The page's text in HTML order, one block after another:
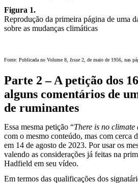
Figura 1.
Reprodução da primeira página de uma
sobre as mudanças climáticas
Fonte: Publicada no Volume 8, Issue2, de maio de 1956, nas
Parte 2 – A petição dos
alguns comentários de
de ruminantes
Essa mesma petição “There is no climate
com o mesmo conteúdo, mas com cerca
em 14 de agosto de 2023. Por usar os
valendo as considerações já feitas na
Hadfield em seu vídeo.
Em termos das qualificações dos